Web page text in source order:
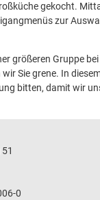
gekocht.
zur
größeren Gruppe
Sie grene. In
bitten, damit wir
0